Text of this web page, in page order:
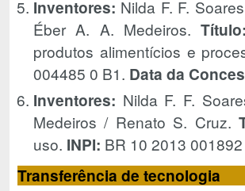
Inventores: Nilda F. F.
Éber A. A. Medeiros.Título:
produtos alimentícios e
004485 0 B1. Data da
Inventores: Nilda F. F.
Medeiros / Renato S. Cruz.
uso. INPI: BR 10 2013
Transferência de tecnologia